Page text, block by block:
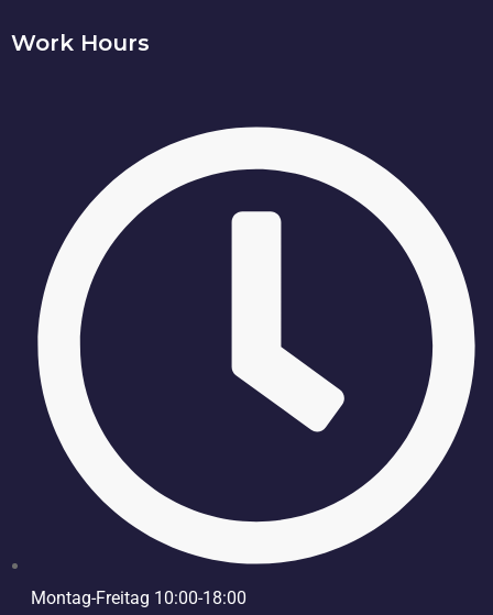
Work Hours
Montag-Freitag 10:00-18:00